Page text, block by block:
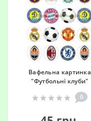
Вафельна картинка
"Футбольні клуби"
0